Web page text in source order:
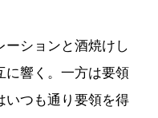
ションと酒焼けし
に響く。一方は要領
いつも通り要領を得